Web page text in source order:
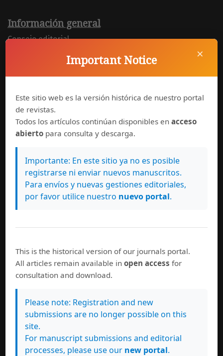
Información general
Consejo editorial
Normas de autor
Políticas de uso
Suscríbase a esta revista
Guía básica para autores
Guía de evaluación para el arbitraje
Declaración de originalidad
bibliográficas
Código ético
Detección de plagio
Síganos
Academia.edu
Mendeley
×
Important Notice
Este sitio web es la versión histórica de nuestro portal
de revistas.
Todos los artículos continúan disponibles enacceso
abierto para consulta y descarga.
Importante: En este sitio ya no es posible
registrarse ni enviar nuevos manuscritos.
Para envíos y nuevas gestiones editoriales,
por favor utilice nuestro nuevo portal.
This is the historical version of our journals portal.
All articles remain available inopen access for
consultation and download.
Please note: Registration and new
submissions are no longer possible on this
site.
For manuscript submissions and editorial
processes, please use our new portal.